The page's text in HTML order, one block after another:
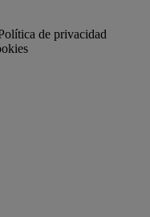
de privacidad